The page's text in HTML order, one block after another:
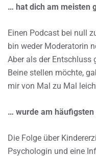
… hat dich am meisten
Einen Podcast bei null
bin weder Moderatorin
Aber als der Entschluss
Beine stellen möchte,
mir von Mal zu Mal
… wurde am häufigsten
Die Folge über
Psychologin und eine